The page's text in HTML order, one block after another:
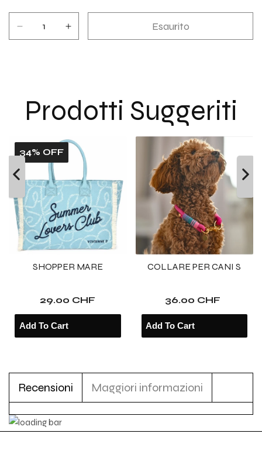
Esaurito
Diminuisci
eyelet
Aumenta
eyelet
Prodotti Suggeriti
34% OFF
SHOPPER MARE
29.00 CHF
COLLARE PER CANI S
36.00 CHF
Recensioni Maggiori informazioni